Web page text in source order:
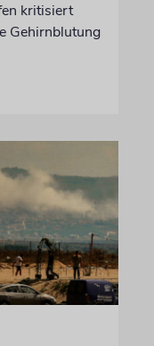
kritisiert
Gehirnblutung